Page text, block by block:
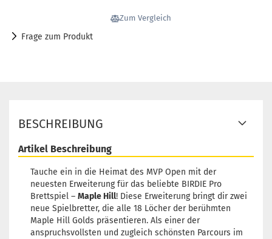
Zum Vergleich
Frage zum Produkt
BESCHREIBUNG
Artikel Beschreibung
Tauche ein in die Heimat des MVP Open mit der
neuesten Erweiterung für das beliebte BIRDIE Pro
Brettspiel – Maple Hill! Diese Erweiterung bringt dir zwei
neue Spielbretter, die alle 18 Löcher der berühmten
Maple Hill Golds präsentieren. Als einer der
anspruchsvollsten und zugleich schönsten Parcours im